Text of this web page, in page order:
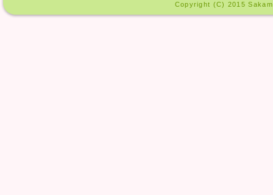
Copyright (C) 2015